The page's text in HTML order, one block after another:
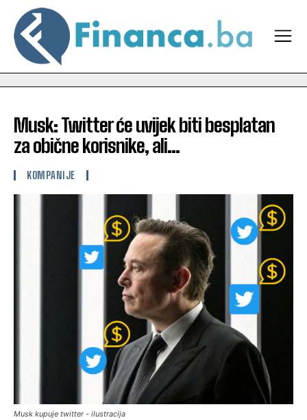
Musk: Twitter će uvijek biti besplatan
za obične korisnike, ali…
KOMPANIJE
Musk kupuje twitter - ilustracija